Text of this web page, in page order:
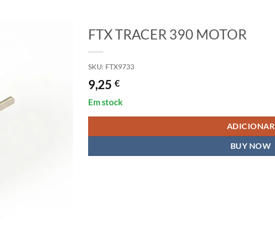
FTX TRACER 390 MOTOR
SKU: FTX9733
9,25 €
Em stock
ADICIONAR
BUY NOW